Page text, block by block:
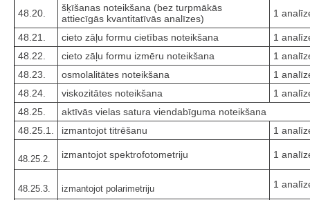
48.20.
šķīšanas noteikšana (bez turpmākās
attiecīgās kvantitatīvās analīzes)
1
48.21. cieto zāļu formu cietības noteikšana
1
48.22.
cieto zāļu formu izmēru noteikšana
1
48.23.
osmolalitātes noteikšana
1
48.24.
viskozitātes noteikšana
1
48.25.
aktīvās vielas satura viendabīguma noteikšana
48.25.1.
izmantojot titrēšanu 1
48.25.2. izmantojot spektrofotometriju 1
48.25.3. izmantojot polarimetriju 1